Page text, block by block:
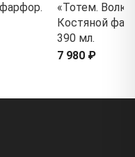
«Тотем. Волк»
Костяной
390 мл.
7 980 ₽